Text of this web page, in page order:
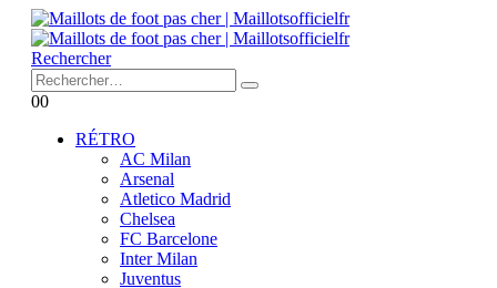
Rechercher
00
RÉTRO
AC Milan
Arsenal
Atletico Madrid
Chelsea
FC Barcelone
Inter Milan
Juventus